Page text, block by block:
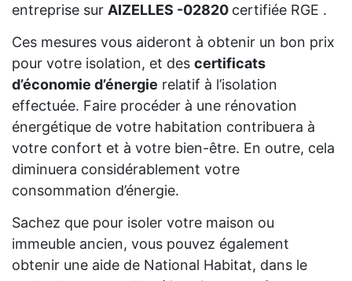
entreprise sur AIZELLES -02820 certifiée RGE .
Ces mesures vous aideront à obtenir un bon prix
pour votre isolation, et des certificats
d’économie d’énergie relatif à l’isolation
effectuée. Faire procéder à une rénovation
énergétique de votre habitation contribuera à
votre confort et à votre bien-être. En outre, cela
diminuera considérablement votre
consommation d’énergie.
Sachez que pour isoler votre maison ou
immeuble ancien, vous pouvez également
obtenir une aide de National Habitat, dans le